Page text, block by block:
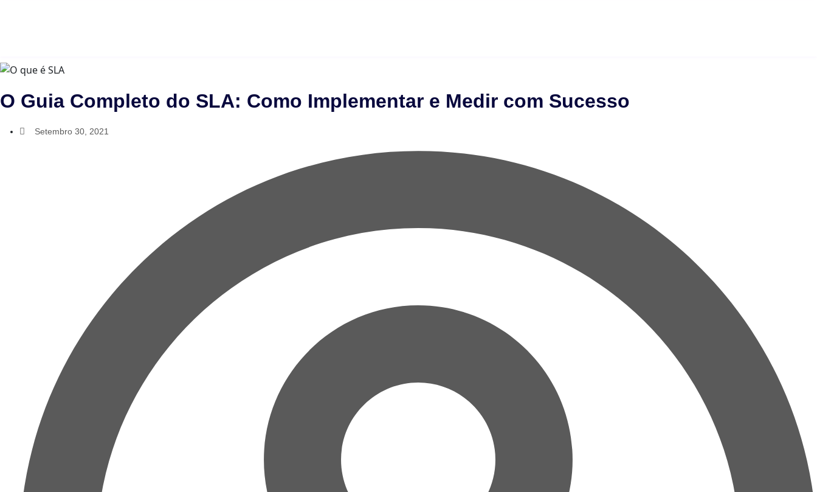
O Guia Completo do SLA: Como Implementar e Medir com Sucesso
Setembro 30, 2021